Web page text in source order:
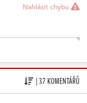
Nahlásit chybu
| 37 KOMENTÁŘŮ